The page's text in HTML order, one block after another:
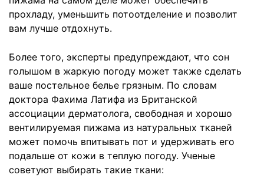
прохладу, уменьшить потоотделение и позволит
вам лучше отдохнуть.
Более того, эксперты предупреждают, что сон
голышом в жаркую погоду может также сделать
ваше постельное белье грязным. По словам
доктора Фахима Латифа из Британской
ассоциации дерматолога, свободная и хорошо
вентилируемая пижама из натуральных тканей
может помочь впитывать пот и удерживать его
подальше от кожи в теплую погоду. Ученые
советуют выбирать такие ткани: